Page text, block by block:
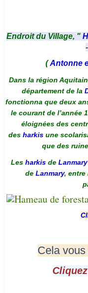
Endroit du Village, "
(Antonne
Dans la région
département de la
fonctionna que deux
le courant de l’année
éloignées des
des harkis une
que des
Les harkis de Lanmary
de Lanmary, entre
Cela